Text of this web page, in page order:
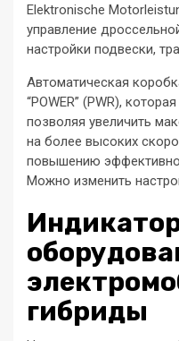
Elektronische
управление
настройки подвески,
Автоматическая
“POWER” (PWR),
позволяя увеличить
на более высоких
повышению
Можно изменить
гибриды